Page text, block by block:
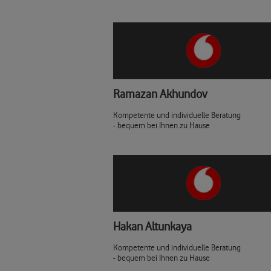
Ramazan Akhundov
Kompetente und individuelle Beratung
- bequem bei Ihnen zu Hause
Hakan Altunkaya
Kompetente und individuelle Beratung
- bequem bei Ihnen zu Hause